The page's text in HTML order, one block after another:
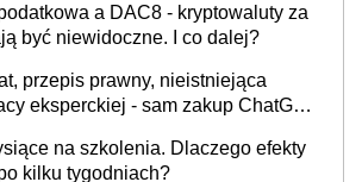
a DAC8 - kryptowaluty za
być niewidoczne. I co dalej?
przepis prawny, nieistniejąca
eksperckiej - sam zakup ChatGPT
na szkolenia. Dlaczego efekty
kilku tygodniach?